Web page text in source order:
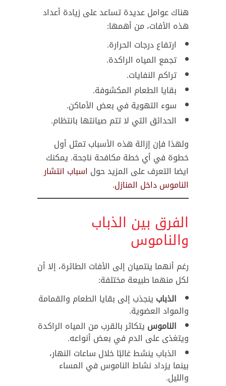
هناك عوامل عديدة تساعد على زيادة أعداد
هذه الأفات، من أهمها:
ارتفاع درجات الحرارة.
تجمع المياه الراكدة.
تراكم النفايات.
بقايا الطعام المكشوفة.
سوء التهوية في بعض الأماكن.
الحدائق التي لا تتم صيانتها بانتظام.
ولهذا فإن إزالة هذه الأسباب تمثل أول
خطوة في أي خطة مكافحة ناجحة. يمكنك
ايضا التعرف على المزيد حول اسباب انتشار
الناموس داخل المنازل.
الفرق بين الذباب
والناموس
رغم أنهما ينتميان إلى الأفات الطائرة، إلا أن
لكل منهما طبيعة مختلفة:
الذباب ينجذب إلى بقايا الطعام والقمامة
والمواد العضوية.
الناموس يتكاثر بالقرب من المياه الراكدة
ويتغذى على الدم في بعض أنواعه.
الذباب ينشط غالبًا خلال ساعات النهار،
بينما يزداد نشاط الناموس في المساء
والليل.